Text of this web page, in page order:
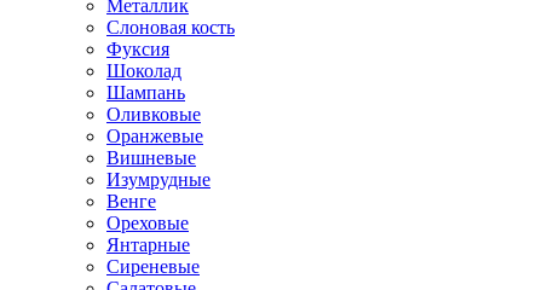
Металлик
Слоновая кость
Фуксия
Шоколад
Шампань
Оливковые
Оранжевые
Вишневые
Изумрудные
Венге
Ореховые
Янтарные
Сиреневые